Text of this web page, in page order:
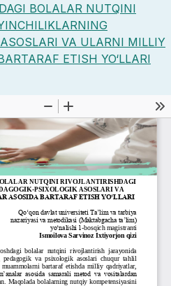
BOLALAR NUTQINI
VA ULARNI MILLIY
ETISH YO‘LLARI